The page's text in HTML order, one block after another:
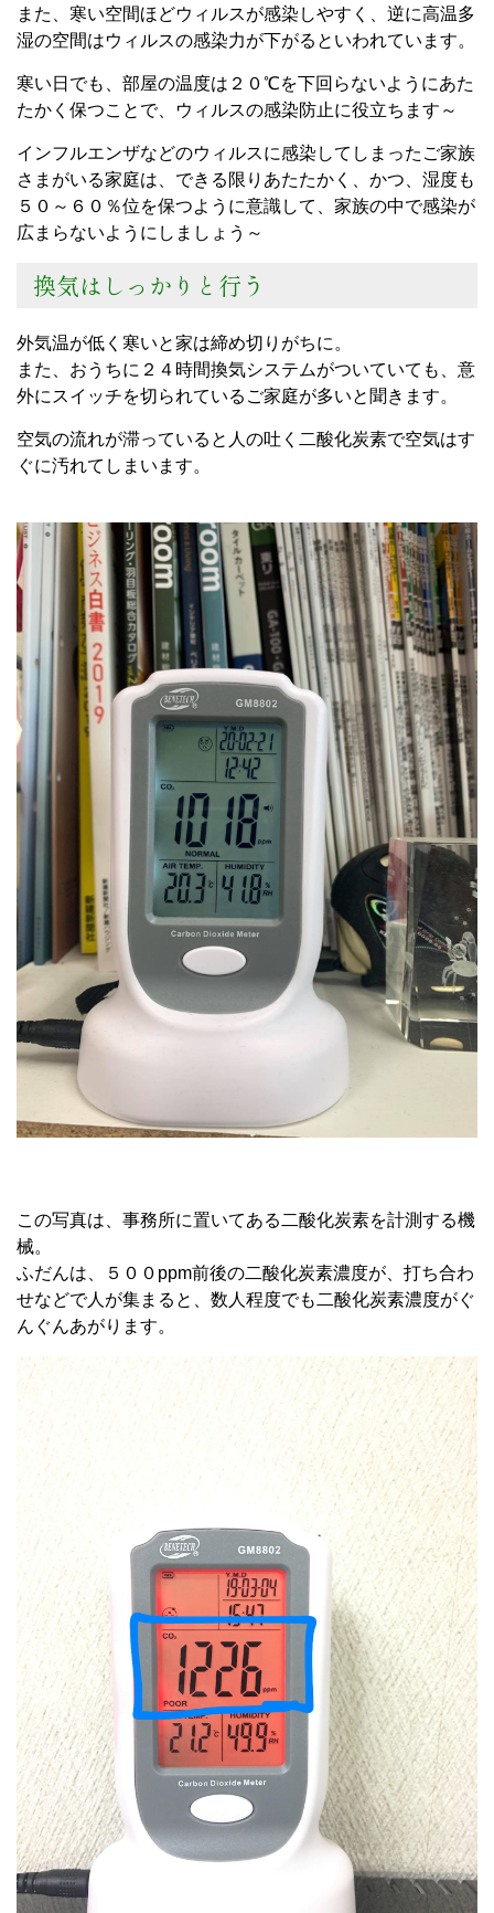
また、寒い空間ほどウィルスが感染しやすく、逆に高温多
湿の空間はウィルスの感染力が下がるといわれています。
寒い日でも、部屋の温度は２０℃を下回らないようにあた
たかく保つことで、ウィルスの感染防止に役立ちます～
インフルエンザなどのウィルスに感染してしまったご家族
さまがいる家庭は、できる限りあたたかく、かつ、湿度も
５０～６０％位を保つように意識して、家族の中で感染が
広まらないようにしましょう～
換気はしっかりと行う
外気温が低く寒いと家は締め切りがちに。
また、おうちに２４時間換気システムがついていても、意
外にスイッチを切られているご家庭が多いと聞きます。
空気の流れが滞っていると人の吐く二酸化炭素で空気はす
ぐに汚れてしまいます。
この写真は、事務所に置いてある二酸化炭素を計測する機
械。
ふだんは、５００ppm前後の二酸化炭素濃度が、打ち合わ
せなどで人が集まると、数人程度でも二酸化炭素濃度がぐ
んぐんあがります。